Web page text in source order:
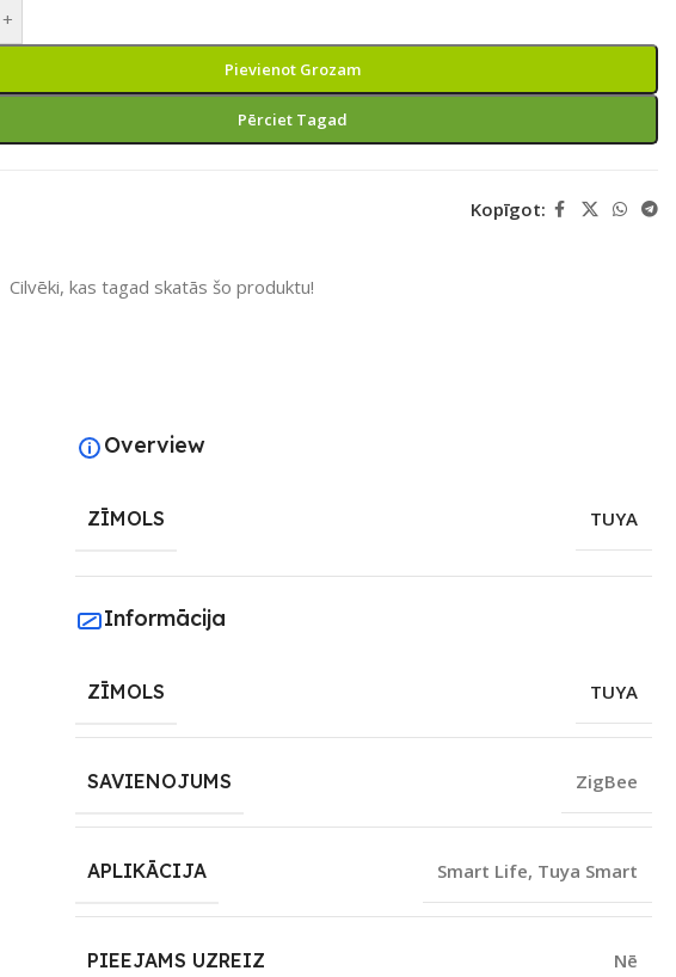
+
Pievienot Grozam
Pērciet Tagad
Kopīgot:
Cilvēki, kas tagad skatās šo produktu!
Overview
ZĪMOLS TUYA
Informācija
ZĪMOLS TUYA
SAVIENOJUMS ZigBee
APLIKĀCIJA Smart Life, Tuya Smart
PIEEJAMS UZREIZ Nē